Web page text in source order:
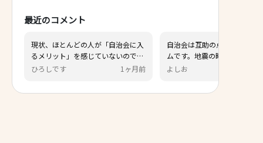
最近のコメント
の人が「自治会に入
感じていないのでは
(私も感じていませ
対応」や「住民の
1ヶ月前
自治会は互助の点から必要なシステ
ムです。地震の時、火災の時… 頼れ
るのは遠くの親戚よりもご近所さん
3ヶ月前